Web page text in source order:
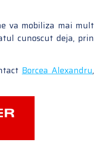
va mobiliza mai mult
cunoscut deja, prin
Borcea Alexandru,